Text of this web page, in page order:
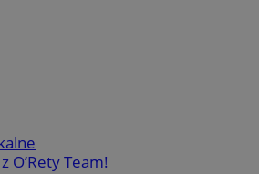
O’Rety Team!